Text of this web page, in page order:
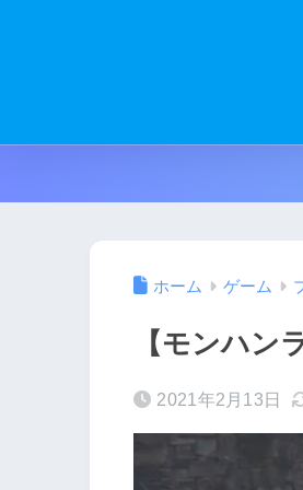
ホーム ゲーム
【モンハン
2021年2月13日